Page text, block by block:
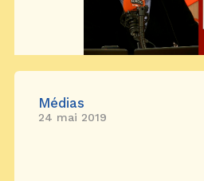
Médias
24 mai 2019